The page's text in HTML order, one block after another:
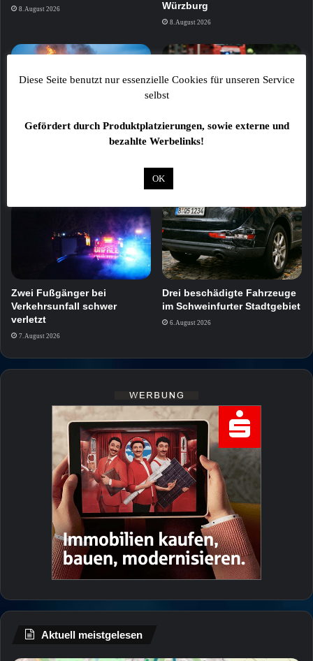
8. August 2026 Würzburg
8. August 2026
Trikefahrer stirbt bei
Zwei Fußgänger bei
Verkehrsunfall schwer
verletzt
7. August 2026
Drei beschädigte Fahrzeuge
im Schweinfurter Stadtgebiet
6. August 2026
Aktuell meistgelesen
Diese Seite benutzt nur essenzielle Cookies für unseren Service
selbst
Gefördert durch Produktplatzierungen, sowie externe und
bezahlte Werbelinks!
OK